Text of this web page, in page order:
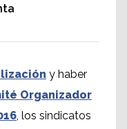
y haber
Organizador
, los sindicatos